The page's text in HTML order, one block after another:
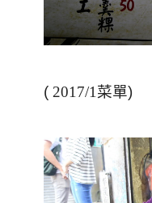
( 2017/1 菜單)